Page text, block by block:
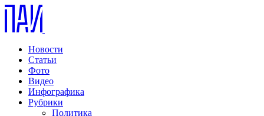
Новости
Статьи
Фото
Видео
Инфографика
Рубрики
Политика